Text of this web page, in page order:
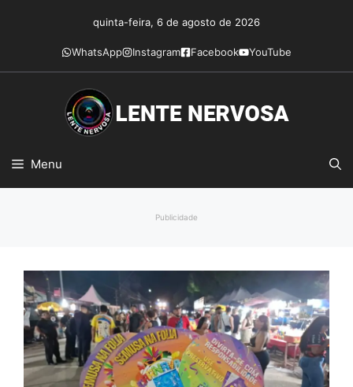
conteúdo
quinta-feira, 6 de agosto de 2026
WhatsApp Instagram Facebook YouTube
Menu
Publicidade